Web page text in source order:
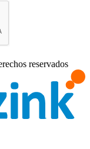
reservados